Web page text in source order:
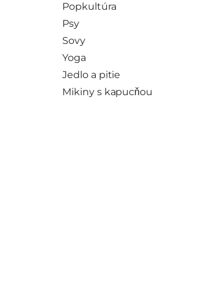
Popkultúra
Psy
Sovy
Yoga
Jedlo a pitie
Mikiny s kapucňou